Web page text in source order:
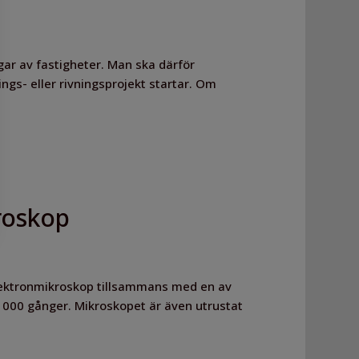
av fastigheter. Man ska därför
eller rivningsprojekt startar. Om
tillsammans med en av
gånger. Mikroskopet är även utrustat